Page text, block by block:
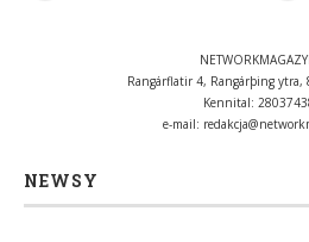
Rangárflatir 4, Rangárþing ytra,
Kennital:
e-mail:
NEWSY